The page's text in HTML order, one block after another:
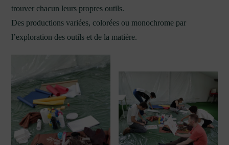
trouver chacun leurs propres outils.
Des productions variées, colorées ou monochrome par
l’exploration des outils et de la matière.